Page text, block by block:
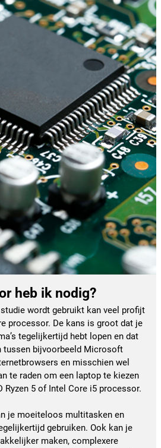
heb ik nodig?
wordt gebruikt kan veel profijt
processor. De kans is groot dat je
tegelijkertijd hebt lopen en dat
tussen bijvoorbeeld Microsoft
en misschien wel
te raden om een laptop te kiezen
Ryzen 5 of Intel Core i5 processor.
je moeiteloos multitasken en
gebruiken. Ook kan je
maken, complexere